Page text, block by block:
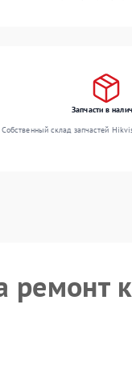
Запчасти в
Собственный склад запчастей
ремонт